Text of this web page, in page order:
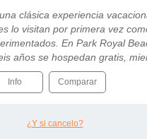
clásica experiencia
lo visitan por primera vez
En Park Royal
años se hospedan gratis,
Info Comparar
¿Y si cancelo?